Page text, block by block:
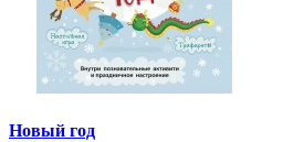
Новый год